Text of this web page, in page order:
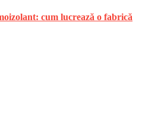
cum lucrează o fabrică